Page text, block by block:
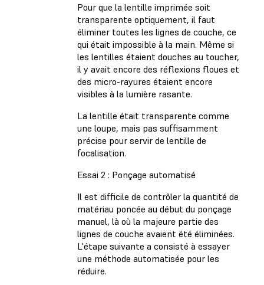
Pour que la lentille imprimée soit
transparente optiquement, il faut
éliminer toutes les lignes de couche, ce
qui était impossible à la main. Même si
les lentilles étaient douches au toucher,
il y avait encore des réflexions floues et
des micro-rayures étaient encore
visibles à la lumière rasante.
La lentille était transparente comme
une loupe, mais pas suffisamment
précise pour servir de lentille de
focalisation.
Essai 2 : Ponçage automatisé
Il est difficile de contrôler la quantité de
matériau poncée au début du ponçage
manuel, là où la majeure partie des
lignes de couche avaient été éliminées.
L'étape suivante a consisté à essayer
une méthode automatisée pour les
réduire.